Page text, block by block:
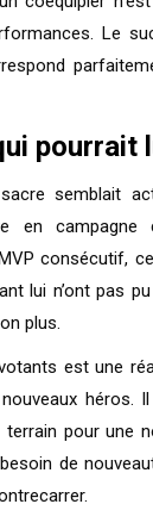
Le
pourrait
semblait
en
consécutif,
lui n’ont pas
plus.
est une
héros.
terrain pour une
de